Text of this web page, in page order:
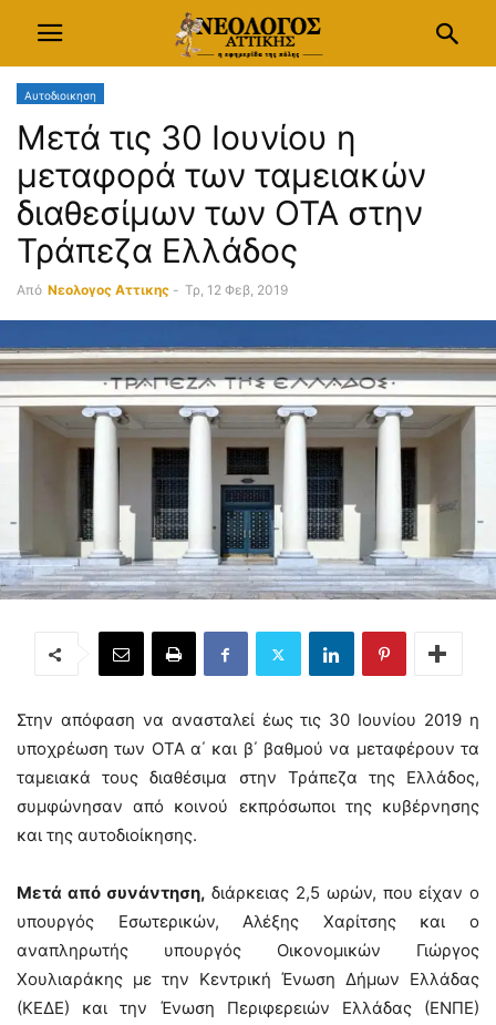
Αυτοδιοικηση
Μετά τις 30 Ιουνίου η
μεταφορά των ταμειακών
διαθεσίμων των ΟΤΑ στην
Τράπεζα Ελλάδος
Από Νεολογος Αττικης - Τρ, 12 Φεβ, 2019
Στην απόφαση να ανασταλεί έως τις 30 Ιουνίου 2019 η
υποχρέωση των ΟΤΑ α΄ και β΄ βαθμού να μεταφέρουν τα
ταμειακά τους διαθέσιμα στην Τράπεζα της Ελλάδος,
συμφώνησαν από κοινού εκπρόσωποι της κυβέρνησης
και της αυτοδιοίκησης.
Μετά από συνάντηση, διάρκειας 2,5 ωρών, που είχαν ο
υπουργός Εσωτερικών, Αλέξης Χαρίτσης και ο
αναπληρωτής υπουργός Οικονομικών Γιώργος
Χουλιαράκης με την Κεντρική Ένωση Δήμων Ελλάδας
(ΚΕΔΕ) και την Ένωση Περιφερειών Ελλάδας (ΕΝΠΕ)